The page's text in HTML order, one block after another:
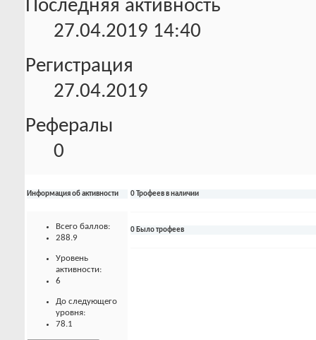
Последняя активность
27.04.2019 14:40
Регистрация
27.04.2019
Рефералы
0
Информация об активности
Всего баллов:
288.9
Уровень
активности:
6
До следующего
уровня:
78.1
0 Трофеев в наличии
0 Было трофеев